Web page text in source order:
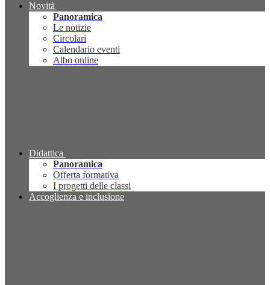
Novità
Panoramica
Le notizie
Circolari
Calendario eventi
Albo online
Didattica
Panoramica
Offerta formativa
I progetti delle classi
Accoglienza e inclusione